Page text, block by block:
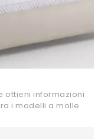
ottieni informazioni
i modelli a molle